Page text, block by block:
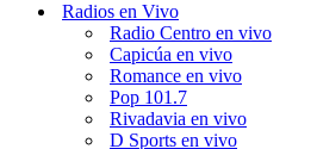
Radios en Vivo
Radio Centro en vivo
Capicúa en vivo
Romance en vivo
Pop 101.7
Rivadavia en vivo
D Sports en vivo